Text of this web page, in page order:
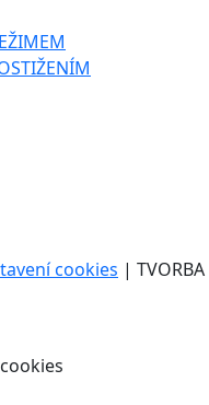
cookies | TVORBA